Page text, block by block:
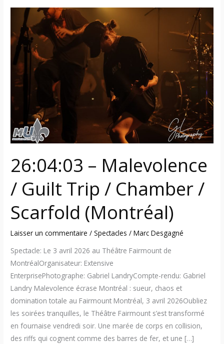
26:04:03 – Malevolence
/ Guilt Trip / Chamber /
Scarfold (Montréal)
Laisser un commentaire /Spectacles /Marc Desgagné
Spectacle: Le 3 avril 2026 au Théâtre Fairmount de
MontréalOrganisateur: Extensive
EnterprisePhotographe: Gabriel LandryCompte-rendu: Gabriel
Landry Malevolence écrase Montréal : sueur, chaos et
domination totale au Fairmount Montréal, 3 avril 2026Oubliez
les soirées tranquilles, le Théâtre Fairmount s’est transformé
en fournaise vendredi soir. Une marée de corps en collision,
des riffs qui cognent comme des barres de fer, et une […]
26:04:03
Malevolence
Guilt
Trip
Chamber
Scarfold
(Montréal)